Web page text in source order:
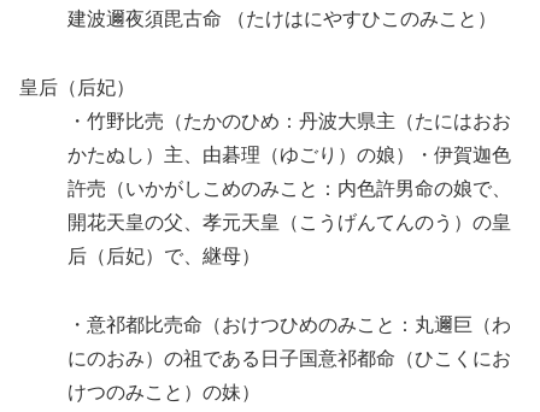
建波邇夜須毘古命 （たけはにやすひこのみこと）
皇后（后妃）
・竹野比売（たかのひめ：丹波大県主（たにはおお
かたぬし）主、由碁理（ゆごり）の娘）・伊賀迦色
許売（いかがしこめのみこと：内色許男命の娘で、
開花天皇の父、孝元天皇（こうげんてんのう）の皇
后（后妃）で、継母）
・意祁都比売命（おけつひめのみこと：丸邇巨（わ
にのおみ）の祖である日子国意祁都命（ひこくにお
けつのみこと）の妹）